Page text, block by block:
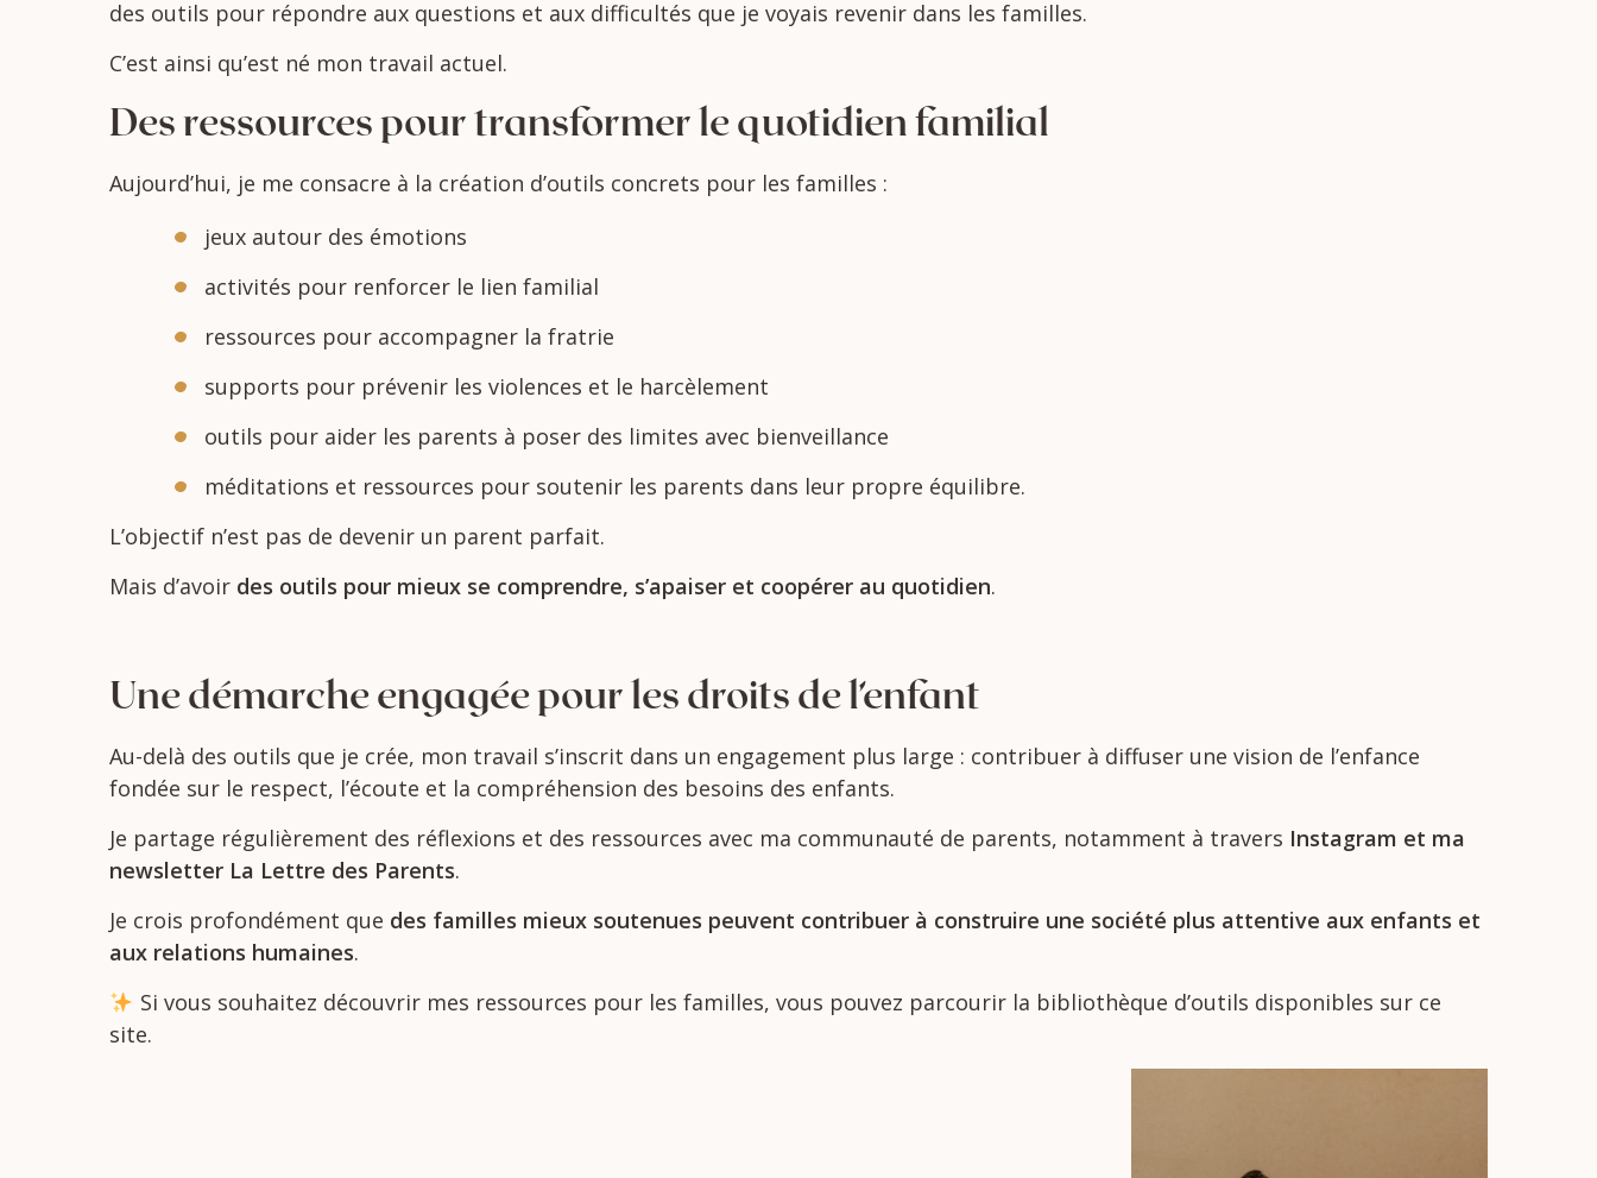
des outils pour répondre aux questions et aux difficultés que je voyais revenir dans les familles.
C’est ainsi qu’est né mon travail actuel.
Desressourcespourtransformerlequotidien familial
Aujourd’hui, je me consacre à la création d’outils concrets pour les familles :
jeux autour des émotions
activités pour renforcer le lien familial
ressources pour accompagner la fratrie
supports pour prévenir les violences et le harcèlement
outils pour aider les parents à poser des limites avec bienveillance
méditations et ressources pour soutenir les parents dans leur propre équilibre.
L’objectif n’est pas de devenir un parent parfait.
Mais d’avoir des outils pour mieux se comprendre, s’apaiser et coopérer au quotidien.
Unedémarcheengagéepourles droits del’enfant
Au-delà des outils que je crée, mon travail s’inscrit dans un engagement plus large : contribuer à diffuser une vision de l’enfance
fondée sur le respect, l’écoute et la compréhension des besoins des enfants.
Je partage régulièrement des réflexions et des ressources avec ma communauté de parents, notamment à travers Instagram et ma
newsletter La Lettre des Parents.
Je crois profondément que des familles mieux soutenues peuvent contribuer à construire une société plus attentive aux enfants et
aux relations humaines.
Si vous souhaitez découvrir mes ressources pour les familles, vous pouvez parcourir la bibliothèque d’outils disponibles sur ce
site.